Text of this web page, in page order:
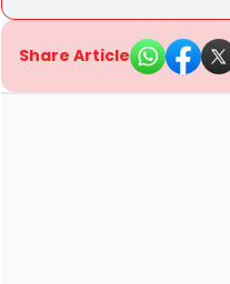
Share Article